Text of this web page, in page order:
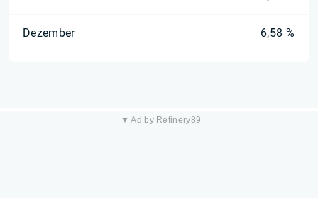
Dezember 6,58 %
▼ Ad by Refinery89